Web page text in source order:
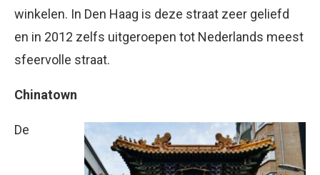
winkelen. In Den Haag is deze straat zeer geliefd
en in 2012 zelfs uitgeroepen tot Nederlands meest
sfeervolle straat.
Chinatown
De